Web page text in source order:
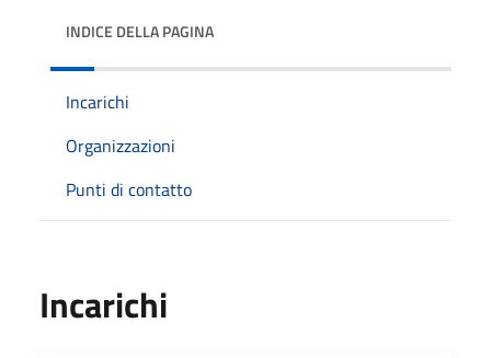
INDICE DELLA PAGINA
Incarichi
Organizzazioni
Punti di contatto
Incarichi